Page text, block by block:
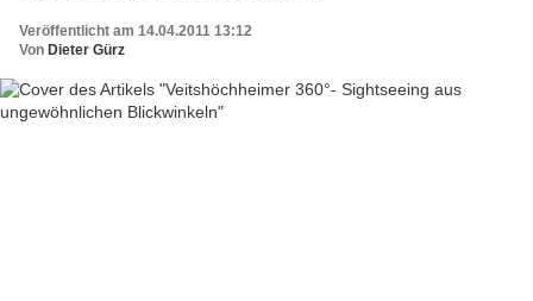
Veröffentlicht am 14.04.2011 13:12
Von Dieter Gürz